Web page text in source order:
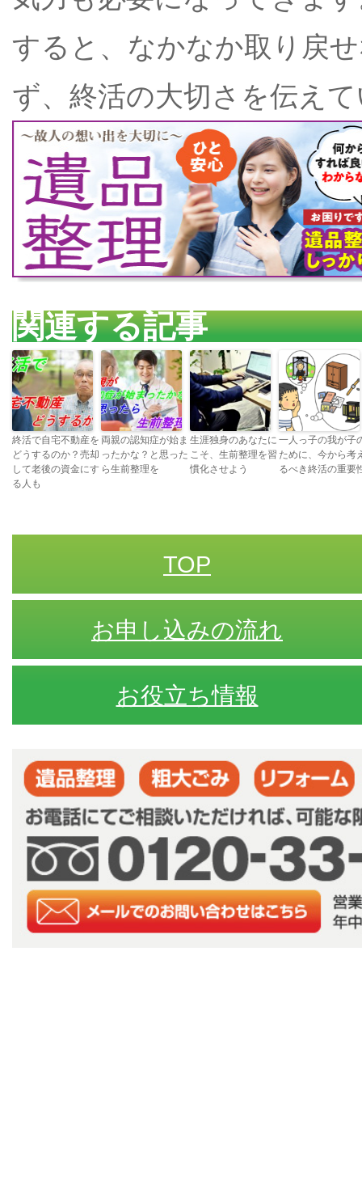
すると、なかなか取り戻
ず、終活の大切さを伝え
関連する記事
終活で自宅不動産を
どうするのか？売却
して老後の資金にす
る人も
両親の認知症が始ま
ったかな？と思った
ら生前整理を
生涯独身のあなたに
こそ、生前整理を習
慣化させよう
一人っ子の我が子
ために、今から考
るべき終活の重要
TOP
お申し込みの流れ
お役立ち情報